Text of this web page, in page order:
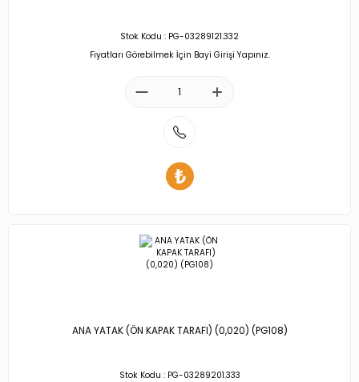
Stok Kodu : PG-03289121.332
Fiyatları Görebilmek İçin Bayi Girişi Yapınız.
ANA YATAK (ÖN KAPAK TARAFI) (0,020) (PG108)
Stok Kodu : PG-03289201.333